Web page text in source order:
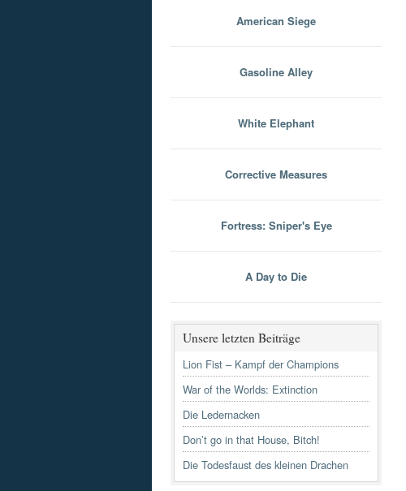
American Siege
Gasoline Alley
White Elephant
Corrective Measures
Fortress: Sniper's Eye
A Day to Die
Unsere letzten Beiträge
Lion Fist – Kampf der Champions
War of the Worlds: Extinction
Die Ledernacken
Don’t go in that House, Bitch!
Die Todesfaust des kleinen Drachen